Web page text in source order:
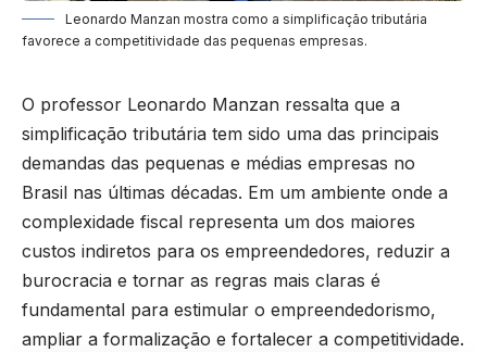
Leonardo Manzan mostra como a simplificação tributária
favorece a competitividade das pequenas empresas.
O professor Leonardo Manzan ressalta que a
simplificação tributária tem sido uma das principais
demandas das pequenas e médias empresas no
Brasil nas últimas décadas. Em um ambiente onde a
complexidade fiscal representa um dos maiores
custos indiretos para os empreendedores, reduzir a
burocracia e tornar as regras mais claras é
fundamental para estimular o empreendedorismo,
ampliar a formalização e fortalecer a competitividade.